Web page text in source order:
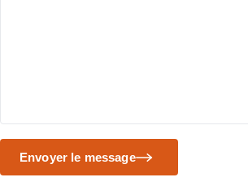
Envoyer le message